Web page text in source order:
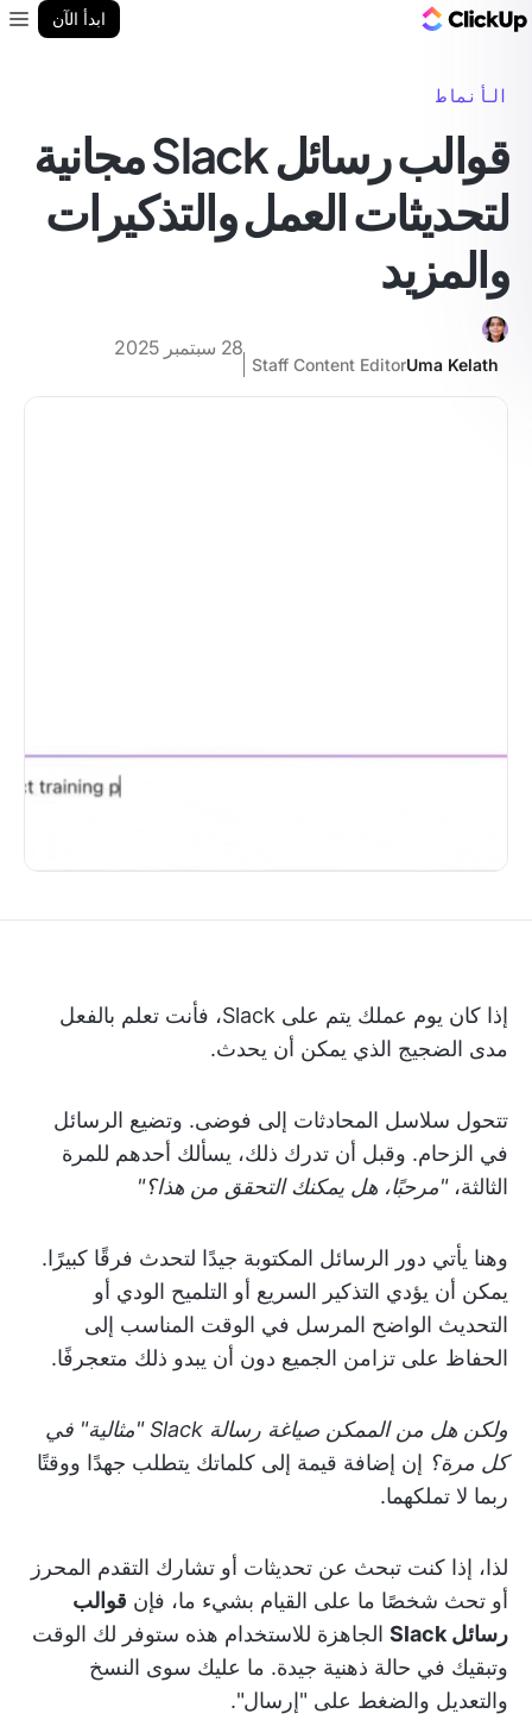
ابدأ الآن
الأنماط
قوالب رسائل Slack مجانية
لتحديثات العمل والتذكيرات
والمزيد
Uma Kelath
Staff Content Editor
28 سبتمبر 2025
إذا كان يوم عملك يتم على Slack، فأنت تعلم بالفعل
مدى الضجيج الذي يمكن أن يحدث.
تتحول سلاسل المحادثات إلى فوضى. وتضيع الرسائل
في الزحام. وقبل أن تدرك ذلك، يسألك أحدهم للمرة
الثالثة،"مرحبًا، هل يمكنك التحقق من هذا؟"
وهنا يأتي دور الرسائل المكتوبة جيدًا لتحدث فرقًا كبيرًا.
يمكن أن يؤدي التذكير السريع أو التلميح الودي أو
التحديث الواضح المرسل في الوقت المناسب إلى
الحفاظ على تزامن الجميع دون أن يبدو ذلك متعجرفًا.
ولكن هل من الممكن صياغة رسالة Slack "مثالية" في
كل مرة؟ إن إضافة قيمة إلى كلماتك يتطلب جهدًا ووقتًا
ربما لا تملكهما.
لذا، إذا كنت تبحث عن تحديثات أو تشارك التقدم المحرز
أو تحث شخصًا ما على القيام بشيء ما، فإن قوالب
رسائل Slack
الجاهزة للاستخدام هذه ستوفر لك الوقت
وتبقيك في حالة ذهنية جيدة. ما عليك سوى النسخ
والتعديل والضغط على "إرسال".